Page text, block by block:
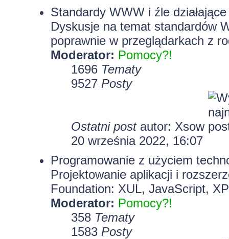
Standardy WWW i źle
Dyskusje na temat standardów
poprawnie w przeglądarkach z
Moderator: Pomocy?!
1696 Tematy
9527 Posty
Ostatni postautor: Xsow
20 września 2022, 16:07
Programowanie z użyciem
Projektowanie aplikacji i
Foundation: XUL, JavaScript,
Moderator: Pomocy?!
358 Tematy
1583 Posty